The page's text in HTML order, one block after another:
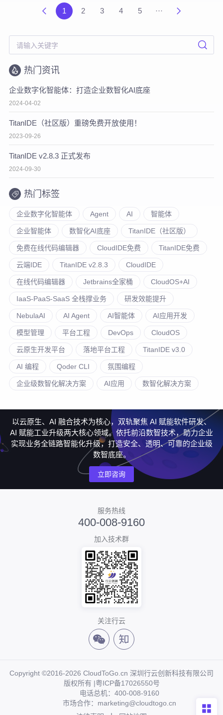
1 2 3 4 5 ···
热门资讯
企业数字化智能体：打造企业数智化AI底座
2024-04-02
TitanIDE（社区版）重磅免费开放使用！
2023-09-26
TitanIDE v2.8.3 正式发布
2024-09-30
热门标签
企业数字化智能体 Agent AI 智能体
企业智能体 数智化AI底座 TitanIDE（社区版）
免费在线代码编辑器 CloudIDE免费 TitanIDE免费
云端IDE TitanIDE v2.8.3 CloudIDE
在线代码编辑器 Jetbrains全家桶 CloudOS+AI
IaaS-PaaS-SaaS 全栈撑业务 研发效能提升
NebulaAI AI Agent AI智能体 AI应用开发
模型管理 平台工程 DevOps CloudOS
云原生开发平台 落地平台工程 TitanIDE v3.0
AI 编程 Qoder CLI 氛围编程
企业级数智化解决方案 AI应用 数智化解决方案
以云原生、AI 融合技术为核心，双轨聚焦 AI 赋能软件研发、
AI 赋能工业升级两大核心领域。依托前沿数智技术，助力企业
实现业务全链路智能化升级，打造安全、透明、可靠的企业级
数智底座。
立即咨询
服务热线
400-008-9160
加入技术群
关注行云
Copyright ©2016-2026 CloudToGo.cn 深圳行云创新科技有限公司
版权所有 |粤ICP备17026550号
电话总机：400-008-9160
市场合作：marketing@cloudtogo.cn